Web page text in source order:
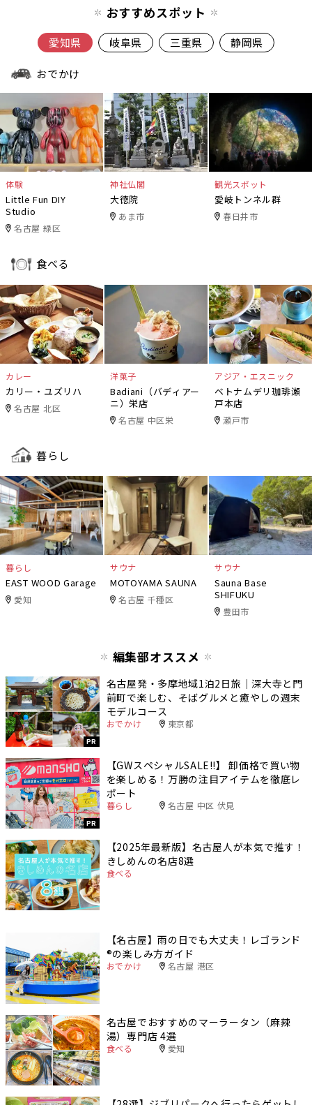
おすすめスポット
愛知県 岐阜県 三重県 静岡県
おでかけ
体験
Little Fun DIY
Studio
名古屋 緑区
神社仏閣
大徳院
あま市
観光スポット
愛岐トンネル群
春日井市
食べる
カレー
カリー・ユズリハ
名古屋 北区
洋菓子
Badiani（バディアー
ニ）栄店
名古屋 中区栄
アジア・エスニック
ベトナムデリ珈琲瀬
戸本店
瀬戸市
暮らし
暮らし
EAST WOOD Garage
愛知
サウナ
MOTOYAMA SAUNA
名古屋 千種区
サウナ
Sauna Base
SHIFUKU
豊田市
編集部オススメ
PR
名古屋発・多摩地域1泊2日旅｜深大寺と門
前町で楽しむ、そばグルメと癒やしの週末
モデルコース
おでかけ 東京都
PR
【GWスペシャルSALE‼︎】 卸価格で買い物
を楽しめる！万勝の注目アイテムを徹底レ
ポート
暮らし 名古屋 中区 伏見
【2025年最新版】名古屋人が本気で推す！
きしめんの名店8選
食べる
【名古屋】雨の日でも大丈夫！レゴランド
®️の楽しみ方ガイド
おでかけ 名古屋 港区
名古屋でおすすめのマーラータン（麻辣
湯）専門店 4選
食べる 愛知